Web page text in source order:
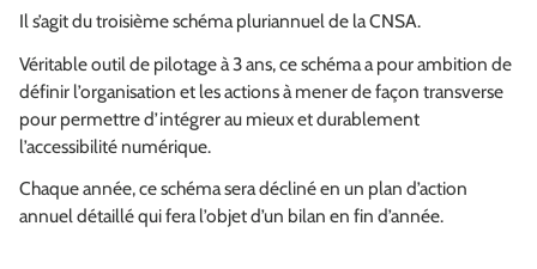
Il s’agit du troisième schéma pluriannuel de la CNSA.
Véritable outil de pilotage à 3 ans, ce schéma a pour ambition de
définir l’organisation et les actions à mener de façon transverse
pour permettre d’intégrer au mieux et durablement
l’accessibilité numérique.
Chaque année, ce schéma sera décliné en un plan d’action
annuel détaillé qui fera l’objet d’un bilan en fin d’année.